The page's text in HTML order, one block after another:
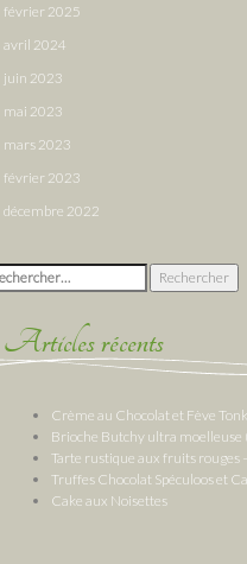
février 2025
avril 2024
juin 2023
mai 2023
mars 2023
février 2023
décembre 2022
:
Articles récents
Crème au Chocolat et Fève
Brioche Butchy ultra
Tarte rustique aux fruits rouges
Truffes Chocolat Spéculoos et
Cake aux Noisettes